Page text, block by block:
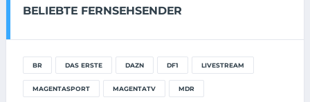
BELIEBTE FERNSEHSENDER
BR DAS ERSTE DAZN DF1 LIVESTREAM
MAGENTASPORT MAGENTATV MDR